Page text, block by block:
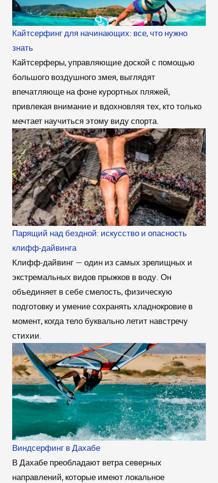
Кайтсерфинг для начинающих: все, что нужно
знать
Кайтсерферы, управляющие доской с помощью
большого воздушного змея, выглядят
впечатляюще на фоне курортных пляжей,
привлекая внимание и вдохновляя тех, кто только
мечтает научиться этому виду спорта.
Парящий над бездной: искусство и опасность
клифф-дайвинга
Клифф-дайвинг — один из самых зрелищных и
экстремальных видов прыжков в воду. Он
объединяет в себе смелость, физическую
подготовку и умение сохранять хладнокровие в
момент, когда тело буквально летит навстречу
стихии.
Виндсерфинг в Дахабе
В Дахабе преобладают ветра северных
направлений, которые имеют локальное